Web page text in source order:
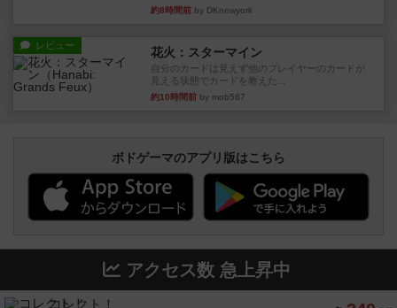
約8時間前 by DKnewyork
レビュー 花火：スターマイン
自分のカードは見えず他のプレイヤーのカードが
見える状態でカードを教えた...
約10時間前 by mob567
ボドゲーマのアプリ版はこちら
アクセス数 急上昇中
コレクト！